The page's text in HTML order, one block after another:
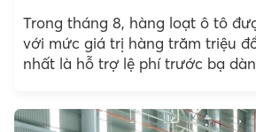
Trong tháng 8, hàng loạt ô tô
với mức giá trị hàng trăm triệu
nhất là hỗ trợ lệ phí trước bạ